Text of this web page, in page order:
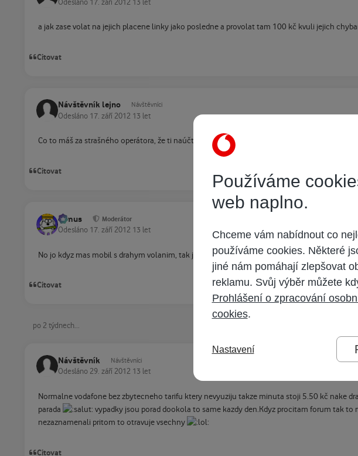
Odesláno 17. září 2012 13 let
a jak zase volat na jejich placene linky jako posledne a provolat tam 100 kč kvuli jejich
Citovat
Návštěvník lejno Návštěvníci
Odesláno 17. září 2012 13 let
Co to máš za strašného operátora, že ti naúčtuje za volání 100Kč? Brrr, od toho bych
Citovat
tomus Moderátor
Odesláno 17. září 2012 13 let
No jo kdyz mas mobil s drahym volanim, tak je na miste pevna linka, nebo aspon VoIP pres PC
Citovat
po 2 týdnech...
Návštěvník Návštěvníci
Odesláno 29. září 2012 13 let
Normalne vodafone bez zbytecneho tarifu ktery nevyuziju takze minuta stoji 5.50 kč nake
parada
vypadky jsou porad dookola to same kazdy den.Kdyz procitam forum tak
nezaznamenali pritom to otravuje vsechny
Citovat
Používáme
web naplno.
Chceme vám nabídnout co
používáme cookies. Některé
jiné nám pomáhají zlepšovat
reklamu. Svůj výběr můžete
Prohlášení o zpracování
cookies.
Nastavení